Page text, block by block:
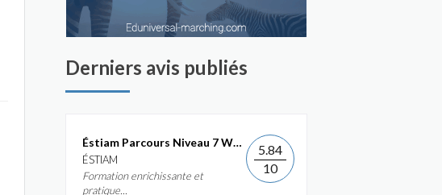
Derniers avis publiés
Éstiam Parcours Niveau 7 Web &...
ÉSTIAM
Formation enrichissante et
pratique...
5.84
10